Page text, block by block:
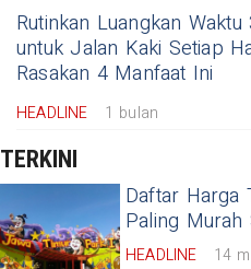
Rutinkan Luangkan
untuk Jalan Kaki Setiap
Rasakan 4 Manfaat Ini
HEADLINE 1 bulan
TERKINI
Daftar Harga
Paling Murah
HEADLINE 14